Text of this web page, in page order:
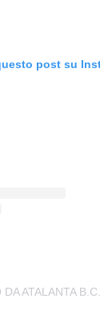
post su
ATALANTA